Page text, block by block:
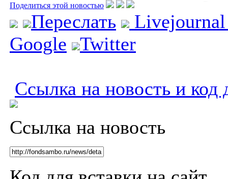
Поделиться этой новостью
Переслать
Google
Twitter
Ссылка на новость и код
Ссылка на новость